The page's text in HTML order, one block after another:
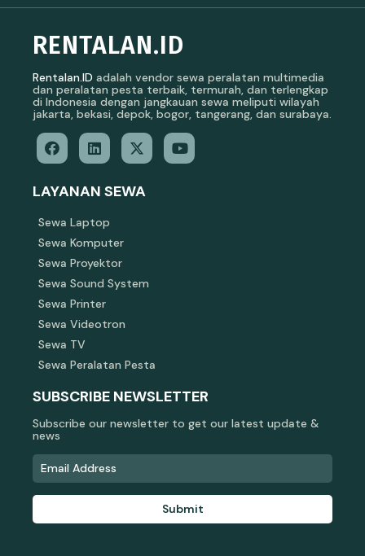
RENTALAN.ID
Rentalan.ID adalah vendor sewa peralatan multimedia
dan peralatan pesta terbaik, termurah, dan terlengkap
di Indonesia dengan jangkauan sewa meliputi wilayah
jakarta, bekasi, depok, bogor, tangerang, dan surabaya.
LAYANAN SEWA
Sewa Laptop
Sewa Komputer
Sewa Proyektor
Sewa Sound System
Sewa Printer
Sewa Videotron
Sewa TV
Sewa Peralatan Pesta
SUBSCRIBE NEWSLETTER
Subscribe our newsletter to get our latest update &
news
Submit